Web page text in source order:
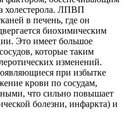
холестерола. ЛПВП
в печень, где он
биохимическим
Это имеет большое
которые таким
изменений.
при избытке
крови по сосудам,
что сильно повышает
болезни, инфаркта) и